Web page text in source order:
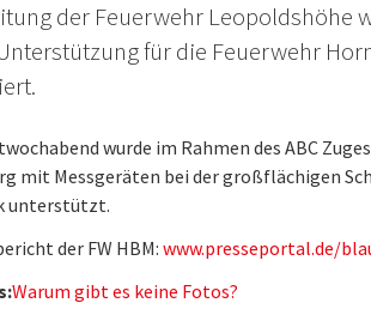
der Feuerwehr Leopoldshöhe
für die Feuerwehr
wurde im Rahmen des ABC
mit Messgeräten bei der großflächigen
unterstützt.
der FW HBM:www.presseportal.de/
Warum gibt es keine Fotos?